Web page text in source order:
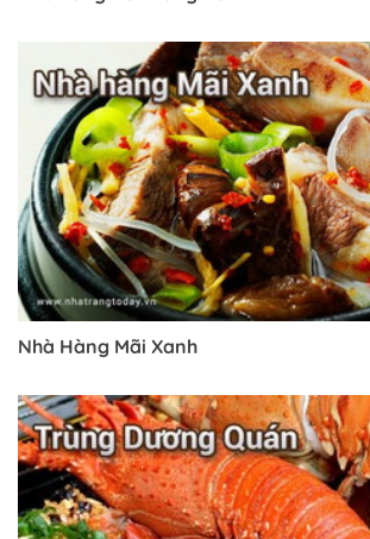
Trở về trang trước đó
Nhà Hàng Mãi Xanh